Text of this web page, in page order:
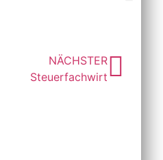
NÄCHSTER
Steuerfachwirt